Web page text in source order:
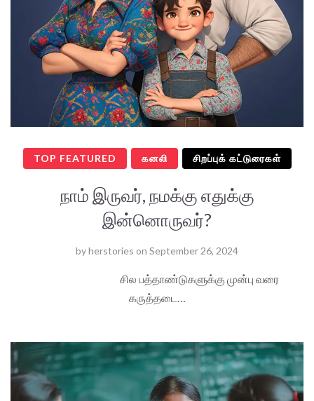
TOP FEATURED கனலி சிறப்புக் கட்டுரைகள்
நாம் இருவர், நமக்கு எதுக்கு
இன்னொருவர்?
byherstories on September 26, 2024
சில பத்தாண்டுகளுக்கு முன்பு வரை
கருத்தடை…